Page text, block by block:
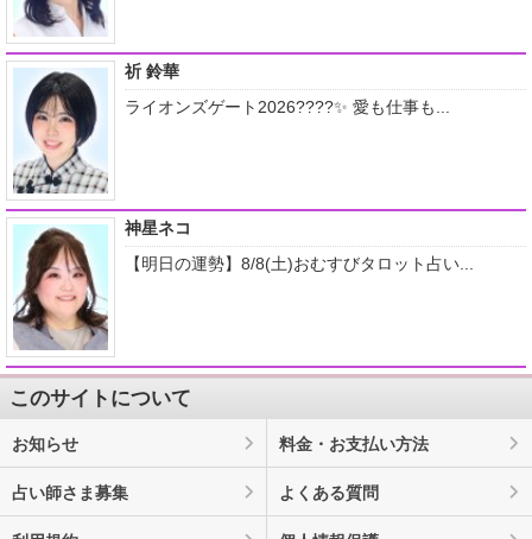
祈 鈴華
ライオンズゲート2026????✨ 愛も仕事も...
神星ネコ
【明日の運勢】8/8(土)おむすびタロット占い...
このサイトについて
お知らせ 料金・お支払い方法
占い師さま募集 よくある質問